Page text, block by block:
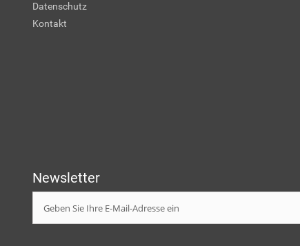
Datenschutz
Kontakt
Newsletter